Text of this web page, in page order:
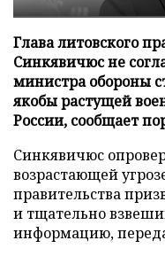
Глава литовского
Синкявичюс не
министра обороны
якобы растущей
России, сообщает
Синкявичюс
возрастающей
правительства
и тщательно
информацию,